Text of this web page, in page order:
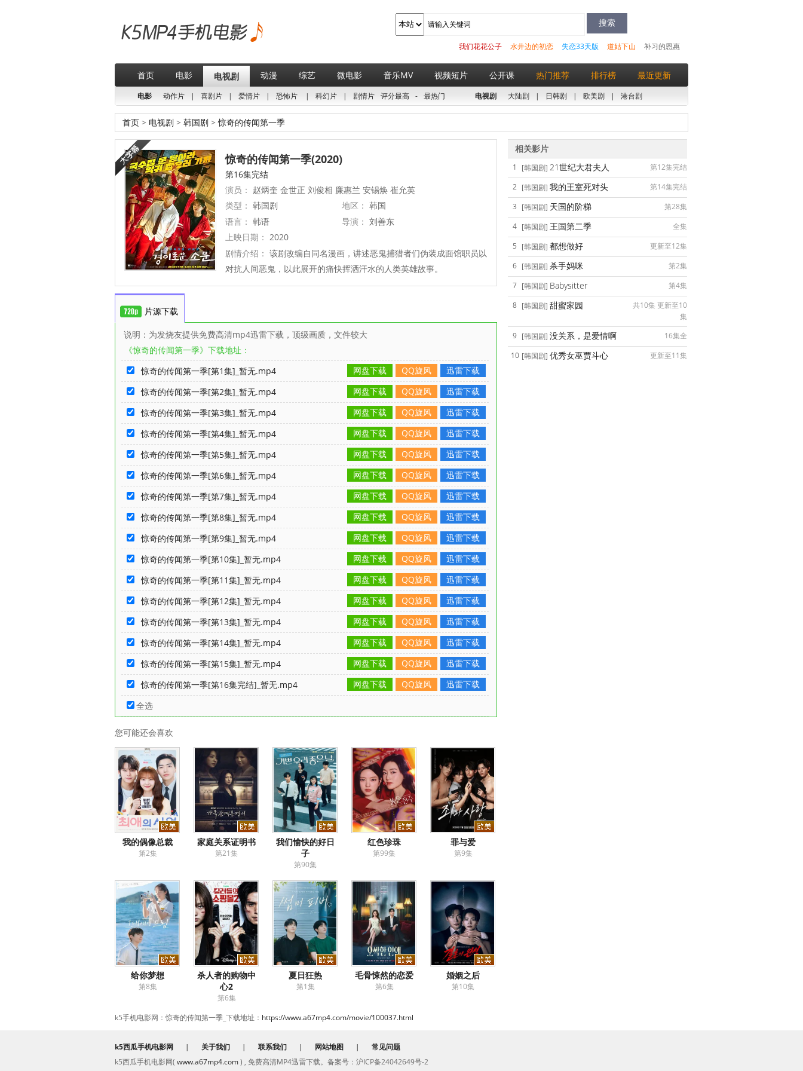
补习的恩惠
道姑下山
失恋33天版
水井边的初恋
我们花花公子
首页 电影 电视剧 动漫 综艺 微电影 音乐MV 视频短片 公开课 热门推荐 排行榜 最近更新
电影 动作片 | 喜剧片 | 爱情片 | 恐怖片 | 科幻片 | 剧情片 评分最高 - 最热门 电视剧 大陆剧 | 日韩剧 | 欧美剧 | 港台剧
首页 > 电视剧 > 韩国剧 > 惊奇的传闻第一季
惊奇的传闻第一季(2020)
第16集完结
演员： 赵炳奎 金世正 刘俊相 廉惠兰 安锡焕 崔允英
类型： 韩国剧 地区： 韩国
语言： 韩语 导演： 刘善东
上映日期： 2020
剧情介绍： 该剧改编自同名漫画，讲述恶鬼捕猎者们伪装成面馆职员以
对抗人间恶鬼，以此展开的痛快挥洒汗水的人类英雄故事。
片源下载
说明：为发烧友提供免费高清mp4迅雷下载，顶级画质，文件较大
《惊奇的传闻第一季》下载地址：
惊奇的传闻第一季[第1集]_暂无.mp4
迅雷下载
QQ旋风
网盘下载
惊奇的传闻第一季[第2集]_暂无.mp4
迅雷下载
QQ旋风
网盘下载
惊奇的传闻第一季[第3集]_暂无.mp4
迅雷下载
QQ旋风
网盘下载
惊奇的传闻第一季[第4集]_暂无.mp4
迅雷下载
QQ旋风
网盘下载
惊奇的传闻第一季[第5集]_暂无.mp4
迅雷下载
QQ旋风
网盘下载
惊奇的传闻第一季[第6集]_暂无.mp4
迅雷下载
QQ旋风
网盘下载
惊奇的传闻第一季[第7集]_暂无.mp4
迅雷下载
QQ旋风
网盘下载
惊奇的传闻第一季[第8集]_暂无.mp4
迅雷下载
QQ旋风
网盘下载
惊奇的传闻第一季[第9集]_暂无.mp4
迅雷下载
QQ旋风
网盘下载
惊奇的传闻第一季[第10集]_暂无.mp4
迅雷下载
QQ旋风
网盘下载
惊奇的传闻第一季[第11集]_暂无.mp4
迅雷下载
QQ旋风
网盘下载
惊奇的传闻第一季[第12集]_暂无.mp4
迅雷下载
QQ旋风
网盘下载
惊奇的传闻第一季[第13集]_暂无.mp4
迅雷下载
QQ旋风
网盘下载
惊奇的传闻第一季[第14集]_暂无.mp4
迅雷下载
QQ旋风
网盘下载
惊奇的传闻第一季[第15集]_暂无.mp4
迅雷下载
QQ旋风
网盘下载
惊奇的传闻第一季[第16集完结]_暂无.mp4
迅雷下载
QQ旋风
网盘下载
全选
您可能还会喜欢
我的偶像总裁
第2集
家庭关系证明书
第21集
我们愉快的好日
子
第90集
红色珍珠
第99集
罪与爱
第9集
给你梦想
第8集
杀人者的购物中
心2
第6集
夏日狂热
第1集
毛骨悚然的恋爱
第6集
婚姻之后
第10集
k5手机电影网：惊奇的传闻第一季_下载地址： https://www.a67mp4.com/movie/100037.html
相关影片
1 [韩国剧] 21世纪大君夫人
第12集完结
2 [韩国剧] 我的王室死对头
第14集完结
3 [韩国剧] 天国的阶梯
第28集
4 [韩国剧] 王国第二季
全集
5 [韩国剧] 都想做好
更新至12集
6 [韩国剧] 杀手妈咪
第2集
7 [韩国剧] Babysitter
第4集
8 [韩国剧] 甜蜜家园
共10集 更新至10
集
9 [韩国剧] 没关系，是爱情啊
16集全
10 [韩国剧] 优秀女巫贾斗心 更新至11集
k5西瓜手机电影网 | 关于我们 | 联系我们 | 网站地图 |
常见问题
k5西瓜手机电影网( www.a67mp4.com) , 免费高清MP4迅雷下载。备案号：沪ICP备24042649号-2